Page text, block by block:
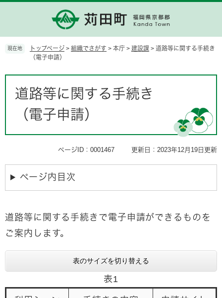
の
す。
ー
し
現在地 トップページ > 組織でさがす > 本庁 > 建設課 > 道路等に関する手続き
（電子申請）
道路等に関する手続き
（電子申請）
ページID：0001467 更新日：2023年12月19日更新
ページ内目次
道路等に関する手続きで電子申請ができるものを
ご案内します。
表のサイズを切り替える
表1